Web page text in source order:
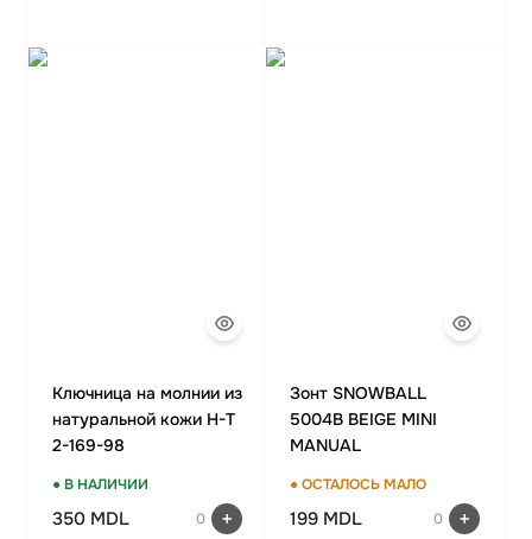
Ключница на молнии из
натуральной кожи H-T
2-169-98
● В НАЛИЧИИ
350 MDL 0
Зонт SNOWBALL
5004B BEIGE MINI
MANUAL
● ОСТАЛОСЬ МАЛО
199 MDL 0